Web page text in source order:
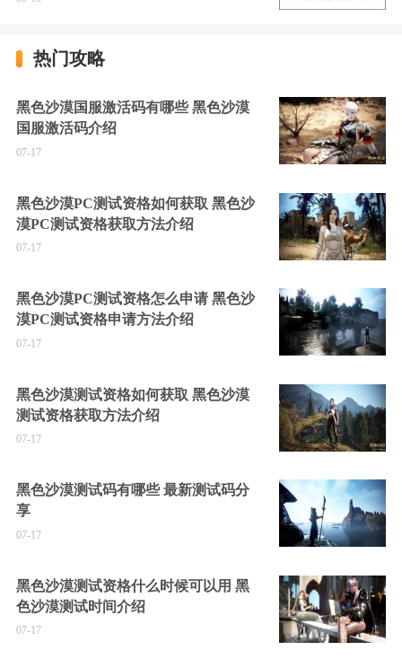
热门攻略
黑色沙漠国服激活码有哪些 黑色沙漠
国服激活码介绍
07-17
黑色沙漠PC测试资格如何获取 黑色沙
漠PC测试资格获取方法介绍
07-17
黑色沙漠PC测试资格怎么申请 黑色沙
漠PC测试资格申请方法介绍
07-17
黑色沙漠测试资格如何获取 黑色沙漠
测试资格获取方法介绍
07-17
黑色沙漠测试码有哪些 最新测试码分
享
07-17
黑色沙漠测试资格什么时候可以用 黑
色沙漠测试时间介绍
07-17